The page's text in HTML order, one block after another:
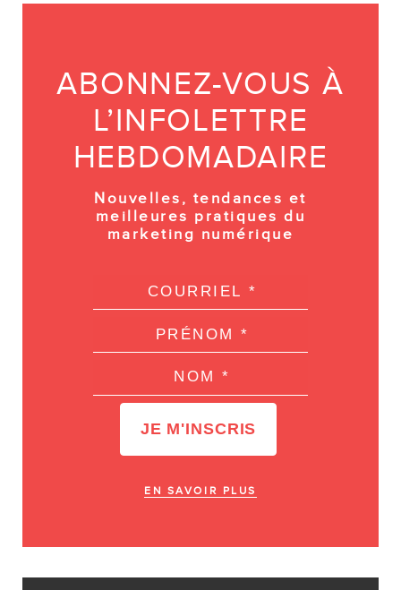
ABONNEZ-VOUS À
L’INFOLETTRE
HEBDOMADAIRE
Nouvelles, tendances et
meilleures pratiques du
marketing numérique
EN SAVOIR PLUS